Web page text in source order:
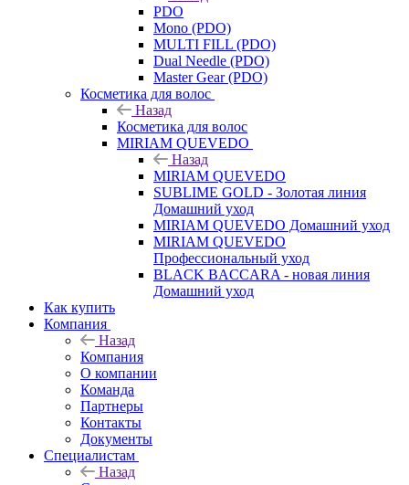
PDO
Mono (PDO)
MULTI FILL (PDO)
Dual Needle (PDO)
Master Gear (PDO)
Косметика для волос
Назад
Косметика для волос
MIRIAM QUEVEDO
Назад
MIRIAM QUEVEDO
SUBLIME GOLD - Золотая линия
Домашний уход
MIRIAM QUEVEDO Домашний уход
MIRIAM QUEVEDO
Профессиональный уход
BLACK BACCARA - новая линия
Домашний уход
Как купить
Компания
Назад
Компания
О компании
Команда
Партнеры
Контакты
Документы
Специалистам
Назад